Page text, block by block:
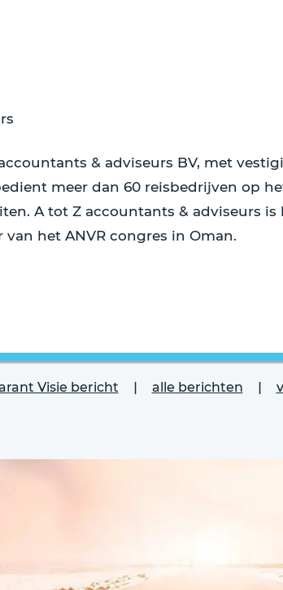
& adviseurs BV, met
meer dan 60 reisbedrijven op
A tot Z accountants & adviseurs is
van het ANVR congres in Oman.
Visie bericht | alle berichten |